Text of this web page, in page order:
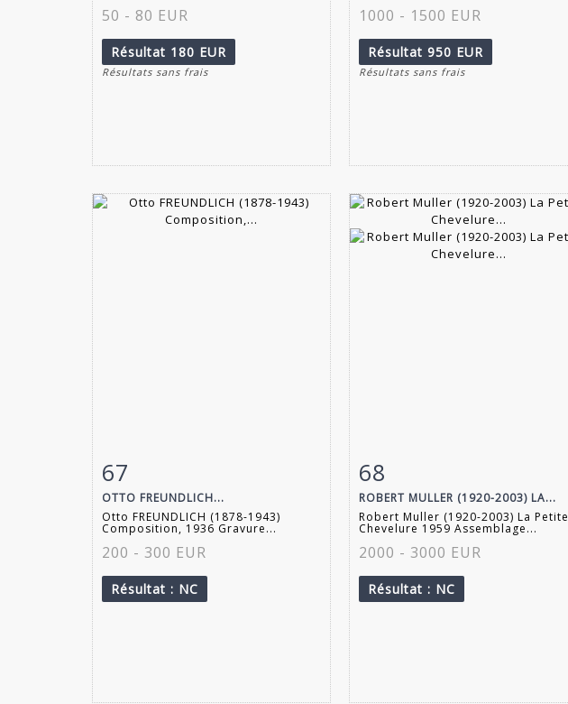
50 - 80 EUR
Résultat 180 EUR
Résultats sans frais
1000 - 1500 EUR
Résultat 950 EUR
Résultats sans frais
Fiche détaillée
67
OTTO FREUNDLICH...
Otto FREUNDLICH (1878-1943)
Composition, 1936 Gravure...
200 - 300 EUR
Résultat : NC
Fiche détaillée
68
ROBERT MULLER (1920-2003) LA...
Robert Muller (1920-2003) La Petite
Chevelure 1959 Assemblage...
2000 - 3000 EUR
Résultat : NC